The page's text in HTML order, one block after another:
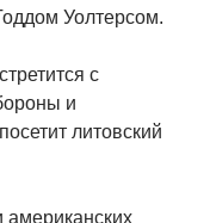
Уолтерсом.
с
и
литовский
американских